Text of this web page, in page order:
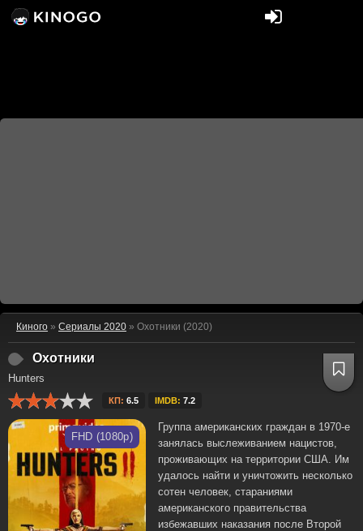
Киного » Сериалы 2020 » Охотники (2020)
Охотники
Hunters
КП: 6.5 IMDB: 7.2
FHD (1080p)
Группа американских граждан в 1970-е
занялась выслеживанием нацистов,
проживающих на территории США. Им
удалось найти и уничтожить несколько
сотен человек, стараниями
американского правительства
избежавших наказания после Второй